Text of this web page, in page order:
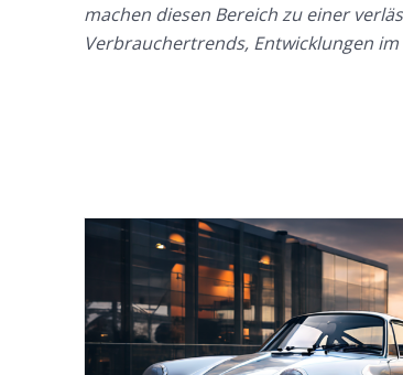
machen diesen Bereich zu einer
Verbrauchertrends, Entwicklungen